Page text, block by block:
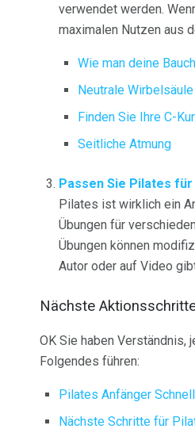
verwendet werden.
maximalen Nutzen aus
Wie man deine
Neutrale
Finden Sie Ihre C-
Seitliche Atmung
Passen Sie Pilates für
Pilates ist wirklich ein
Übungen für
Übungen können
Autor oder auf Video
Nächste
OK Sie haben
Folgendes führen:
Pilates Anfänger
Nächste Schritte für